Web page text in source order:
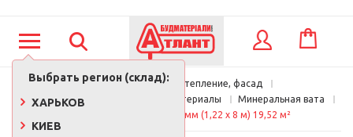
Выбрать регион (склад):
ХАРЬКОВ
КИЕВ
КОРЗИНА
Главная
Кровля, утепление, фасад
Утеплители и изоляционные материалы
Минеральная вата
Утеплитель Ursa М-15 50 мм (1,22 х 8 м) 19,52 м²